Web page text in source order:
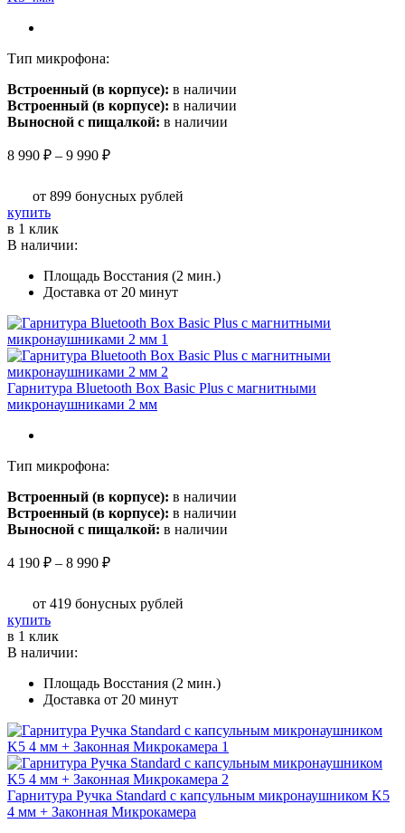
Тип микрофона:
Встроенный (в корпусе): в наличии
Встроенный (в корпусе): в наличии
Выносной с пищалкой: в наличии
8 990 ₽ – 9 990 ₽Диапазон
990 ₽
от 899 бонусных рублей
купитьЭтот
товар
имеет
вариаций.
Опции
выбрать
на
странице
товара.
в 1 клик
В наличии:
Площадь Восстания (2 мин.)
Доставка от 20 минут
Гарнитура Bluetooth Box Basic Plus с магнитными
микронаушниками 2 мм
Тип микрофона:
Встроенный (в корпусе): в наличии
Встроенный (в корпусе): в наличии
Выносной с пищалкой: в наличии
4 190 ₽ – 8 990 ₽Диапазон
190 ₽
от 419 бонусных рублей
купитьЭтот
товар
имеет
вариаций.
Опции
выбрать
на
странице
товара.
в 1 клик
В наличии:
Площадь Восстания (2 мин.)
Доставка от 20 минут
Гарнитура Ручка Standard c капсульным микронаушником K5
4 мм + Законная Микрокамера